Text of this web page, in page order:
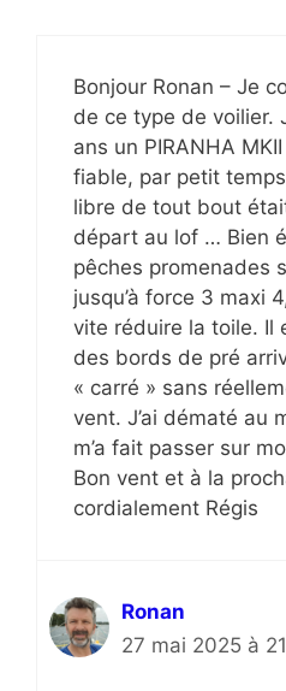
Bonjour Ronan – Je
de ce type de voilier.
ans un PIRANHA
fiable, par petit
libre de tout bout
départ au lof … Bien
pêches promenades
jusqu’à force 3 maxi
vite réduire la toile. Il
des bords de pré
« carré » sans
vent. J’ai dématé au
m’a fait passer sur
Bon vent et à la
cordialement Régis
Ronan
27 mai 2025 à